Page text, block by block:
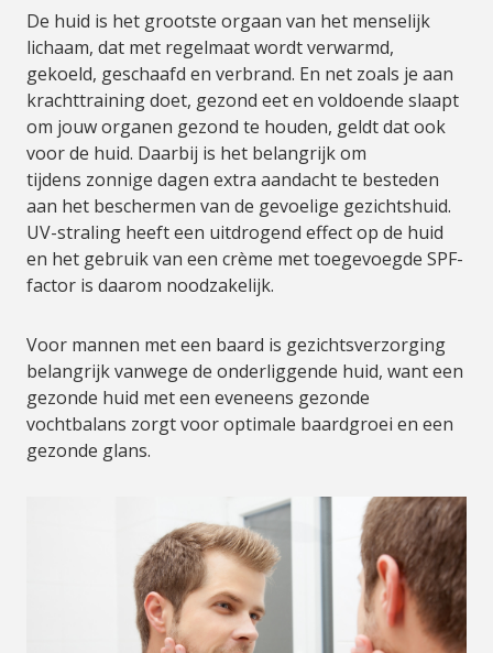
De huid is het grootste orgaan van het menselijk
lichaam, dat met regelmaat wordt verwarmd,
gekoeld, geschaafd en verbrand. En net zoals je aan
krachttraining doet, gezond eet en voldoende slaapt
om jouw organen gezond te houden, geldt dat ook
voor de huid. Daarbij is het belangrijk om
tijdens zonnige dagen extra aandacht te besteden
aan het beschermen van de gevoelige gezichtshuid.
UV-straling heeft een uitdrogend effect op de huid
en het gebruik van een crème met toegevoegde SPF-
factor is daarom noodzakelijk.
Voor mannen met een baard is gezichtsverzorging
belangrijk vanwege de onderliggende huid, want een
gezonde huid met een eveneens gezonde
vochtbalans zorgt voor optimale baardgroei en een
gezonde glans.